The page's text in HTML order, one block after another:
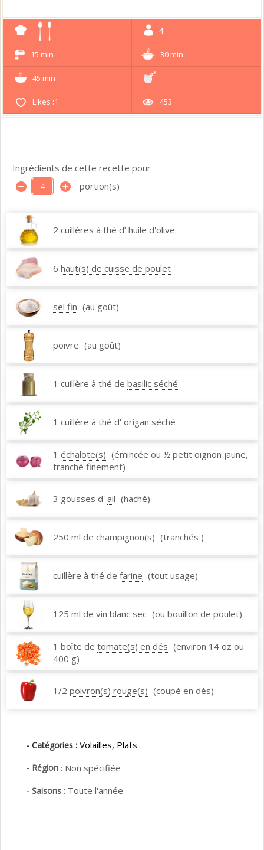
4
15 min 30 min
45 min --
Likes :1 453
Ingrédients de cette recette pour :
portion(s)
2 cuillères à thé d’ huile d'olive
6 haut(s) de cuisse de poulet
sel fin (au goût)
poivre (au goût)
1 cuillère à thé de basilic séché
1 cuillère à thé d' origan séché
1 échalote(s) (émincée ou ½ petit oignon jaune,
tranché finement)
3 gousses d' ail (haché)
250 ml de champignon(s) (tranchés )
cuillère à thé de farine (tout usage)
125 ml de vin blanc sec (ou bouillon de poulet)
1 boîte de tomate(s) en dés (environ 14 oz ou
400 g)
1/2 poivron(s) rouge(s) (coupé en dés)
- Catégories : Volailles, Plats
- Région : Non spécifiée
- Saisons : Toute l'année